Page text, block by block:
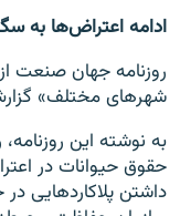
ادامه اعتراض‌ها
روزنامه جهان صنعت
شهرهای مختلف»
حقوق حیوانات در
داشتن پلاکاردهایی